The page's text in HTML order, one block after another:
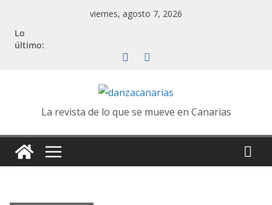
contenido
viernes, agosto 7, 2026
Lo
último:
La revista de lo que se mueve en Canarias